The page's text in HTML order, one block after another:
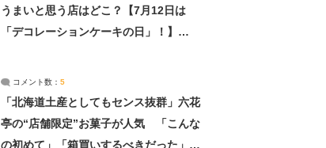
うまいと思う店はどこ？【7月12日は
「デコレーションケーキの日」！】
コメント数： 5
「北海道土産としてもセンス抜群」六花
亭の“店舗限定”お菓子が人気 「こんな
の初めて」「箱買いするべきだった」